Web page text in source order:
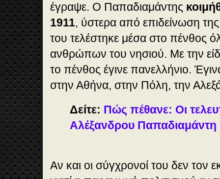
έγραψε. Ο Παπαδιαμάντης
1911, ύστερα από επιδείνωση
του τελέστηκε μέσα στο πένθος
ανθρώπων του νησιού. Με την
το πένθος έγινε πανελλήνιο.
στην Αθήνα, στην Πόλη, την
Δείτε: Πώς πέθανε: Οι
Αλέξανδρου Παπαδιαμάντη
Αν και οι σύγχρονοί του δεν τον